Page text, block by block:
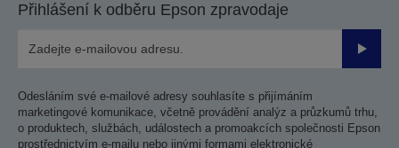
Přihlášení k odběru Epson zpravodaje
Odesláním své e-mailové adresy souhlasíte s přijímáním
marketingové komunikace, včetně provádění analýz a průzkumů trhu,
o produktech, službách, událostech a promoakcích společnosti Epson
prostřednictvím e-mailu nebo jinými formami elektronické